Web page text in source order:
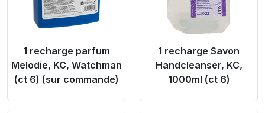
1 recharge parfum
Melodie, KC, Watchman
(ct 6) (sur commande)
1 recharge Savon
Handcleanser, KC,
1000ml (ct 6)